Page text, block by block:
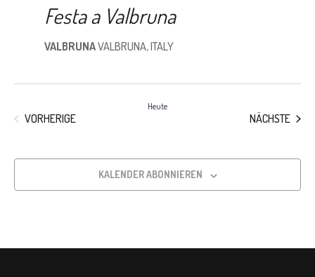
Festa a Valbruna
VALBRUNAVALBRUNA, ITALY
VORHERIGEVERANSTALTUNGEN
Heute
NÄCHSTE
KALENDER ABONNIEREN